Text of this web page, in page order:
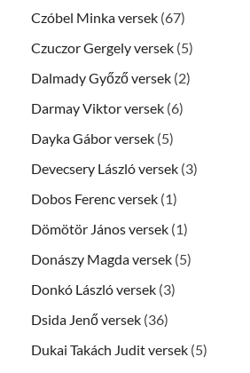
Czóbel Minka versek (67)
Czuczor Gergely versek (5)
Dalmady Győző versek (2)
Darmay Viktor versek (6)
Dayka Gábor versek (5)
Devecsery László versek (3)
Dobos Ferenc versek (1)
Dömötör János versek (1)
Donászy Magda versek (5)
Donkó László versek (3)
Dsida Jenő versek (36)
Dukai Takách Judit versek (5)